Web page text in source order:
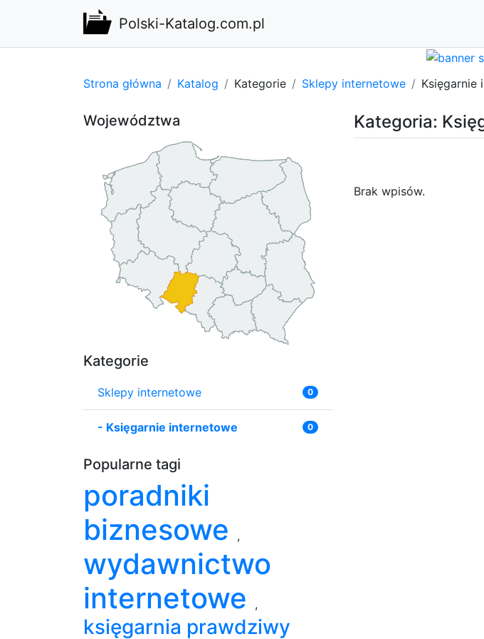
Polski-Katalog.com.pl
Strona główna Katalog Kategorie Sklepy internetowe Księgarnie
Kategoria:
Brak wpisów.
Województwa
Kategorie
Sklepy internetowe 0
- Księgarnie internetowe 0
Popularne tagi
poradniki
biznesowe
,
wydawnictwo
internetowe
,
księgarnia prawdziwy